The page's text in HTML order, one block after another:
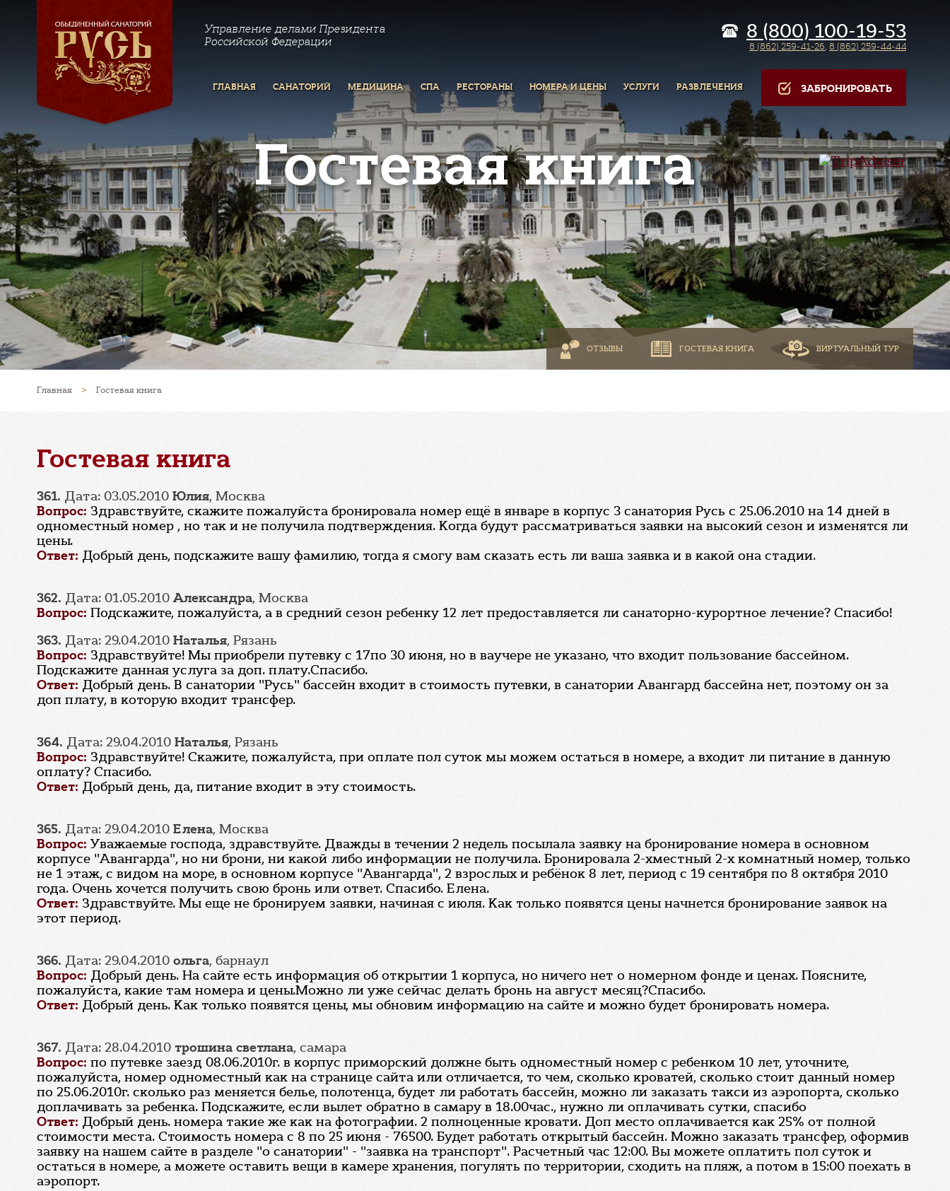
Управление делами Президента
Российской Федерации
8 (800) 100-19-53
8 (862) 259-41-26, 8 (862) 259-44-44
ГЛАВНАЯ САНАТОРИЙ МЕДИЦИНА СПА РЕСТОРАНЫ НОМЕРА И ЦЕНЫ УСЛУГИ РАЗВЛЕЧЕНИЯ ЗАБРОНИРОВАТЬ
Гостевая книга
ОТЗЫВЫ ГОСТЕВАЯ КНИГА ВИРТУАЛЬНЫЙ ТУР
Главная > Гостевая книга
Гостевая книга
361. Дата: 03.05.2010 Юлия, Москва
Вопрос: Здравствуйте, скажите пожалуйста бронировала номер ещё в январе в корпус 3 санатория Русь с 25.06.2010 на 14 дней в
одноместный номер , но так и не получила подтверждения. Когда будут рассматриваться заявки на высокий сезон и изменятся ли
цены.
Ответ: Добрый день, подскажите вашу фамилию, тогда я смогу вам сказать есть ли ваша заявка и в какой она стадии.
362. Дата: 01.05.2010Александра, Москва
Вопрос: Подскажите, пожалуйста, а в средний сезон ребенку 12 лет предоставляется ли санаторно-курортное лечение? Спасибо!
363. Дата: 29.04.2010 Наталья, Рязань
Вопрос: Здравствуйте! Мы приобрели путевку с 17по 30 июня, но в ваучере не указано, что входит пользование бассейном.
Подскажите данная услуга за доп. плату.Спасибо.
Ответ: Добрый день. В санатории "Русь" бассейн входит в стоимость путевки, в санатории Авангард бассейна нет, поэтому он за
доп плату, в которую входит трансфер.
364. Дата: 29.04.2010 Наталья, Рязань
Вопрос: Здравствуйте! Скажите, пожалуйста, при оплате пол суток мы можем остаться в номере, а входит ли питание в данную
оплату? Спасибо.
Ответ: Добрый день, да, питание входит в эту стоимость.
365. Дата: 29.04.2010 Елена, Москва
Вопрос: Уважаемые господа, здравствуйте. Дважды в течении 2 недель посылала заявку на бронирование номера в основном
корпусе "Авангарда", но ни брони, ни какой либо информации не получила. Бронировала 2-хместный 2-х комнатный номер, только
не 1 этаж, с видом на море, в основном корпусе "Авангарда", 2 взрослых и ребёнок 8 лет, период с 19 сентября по 8 октября 2010
года. Очень хочется получить свою бронь или ответ. Спасибо. Елена.
Ответ: Здравствуйте. Мы еще не бронируем заявки, начиная с июля. Как только появятся цены начнется бронирование заявок на
этот период.
366. Дата: 29.04.2010 ольга, барнаул
Вопрос: Добрый день. На сайте есть информация об открытии 1 корпуса, но ничего нет о номерном фонде и ценах. Поясните,
пожалуйста, какие там номера и цены.Можно ли уже сейчас делать бронь на август месяц?Спасибо.
Ответ: Добрый день. Как только появятся цены, мы обновим информацию на сайте и можно будет бронировать номера.
367. Дата: 28.04.2010 трошина светлана, самара
Вопрос: по путевке заезд 08.06.2010г. в корпус приморский должне быть одноместный номер с ребенком 10 лет, уточните,
пожалуйста, номер одноместный как на странице сайта или отличается, то чем, сколько кроватей, сколько стоит данный номер
по 25.06.2010г. сколько раз меняется белье, полотенца, будет ли работать бассейн, можно ли заказать такси из аэропорта, сколько
доплачивать за ребенка. Подскажите, если вылет обратно в самару в 18.00час., нужно ли оплачивать сутки, спасибо
Ответ: Добрый день. номера такие же как на фотографии. 2 полноценные кровати. Доп место оплачивается как 25% от полной
стоимости места. Стоимость номера с 8 по 25 июня - 76500. Будет работать открытый бассейн. Можно заказать трансфер, оформив
заявку на нашем сайте в разделе "о санатории" - "заявка на транспорт". Расчетный час 12:00. Вы можете оплатить пол суток и
остаться в номере, а можете оставить вещи в камере хранения, погулять по территории, сходить на пляж, а потом в 15:00 поехать в
аэропорт.